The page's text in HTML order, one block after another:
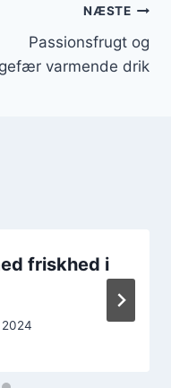
NÆSTE
Passionsfrugt og
varmende drik
friskhed i